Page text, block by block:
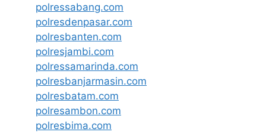
polressabang.com
polresdenpasar.com
polresbanten.com
polresjambi.com
polressamarinda.com
polresbanjarmasin.com
polresbatam.com
polresambon.com
polresbima.com